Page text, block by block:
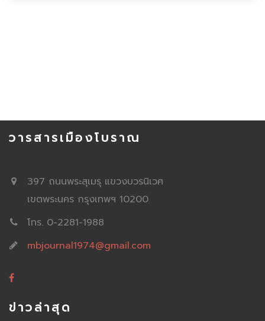
วารสารเมืองโบราณ
397 ถนนพระสุเมรุ แขวงบวรนิเวศ
เขตพระนคร กรุงเทพฯ 10200
โทร. 0-2281-1988
mbjournal1974@gmail.com
ข่าวล่าสุด